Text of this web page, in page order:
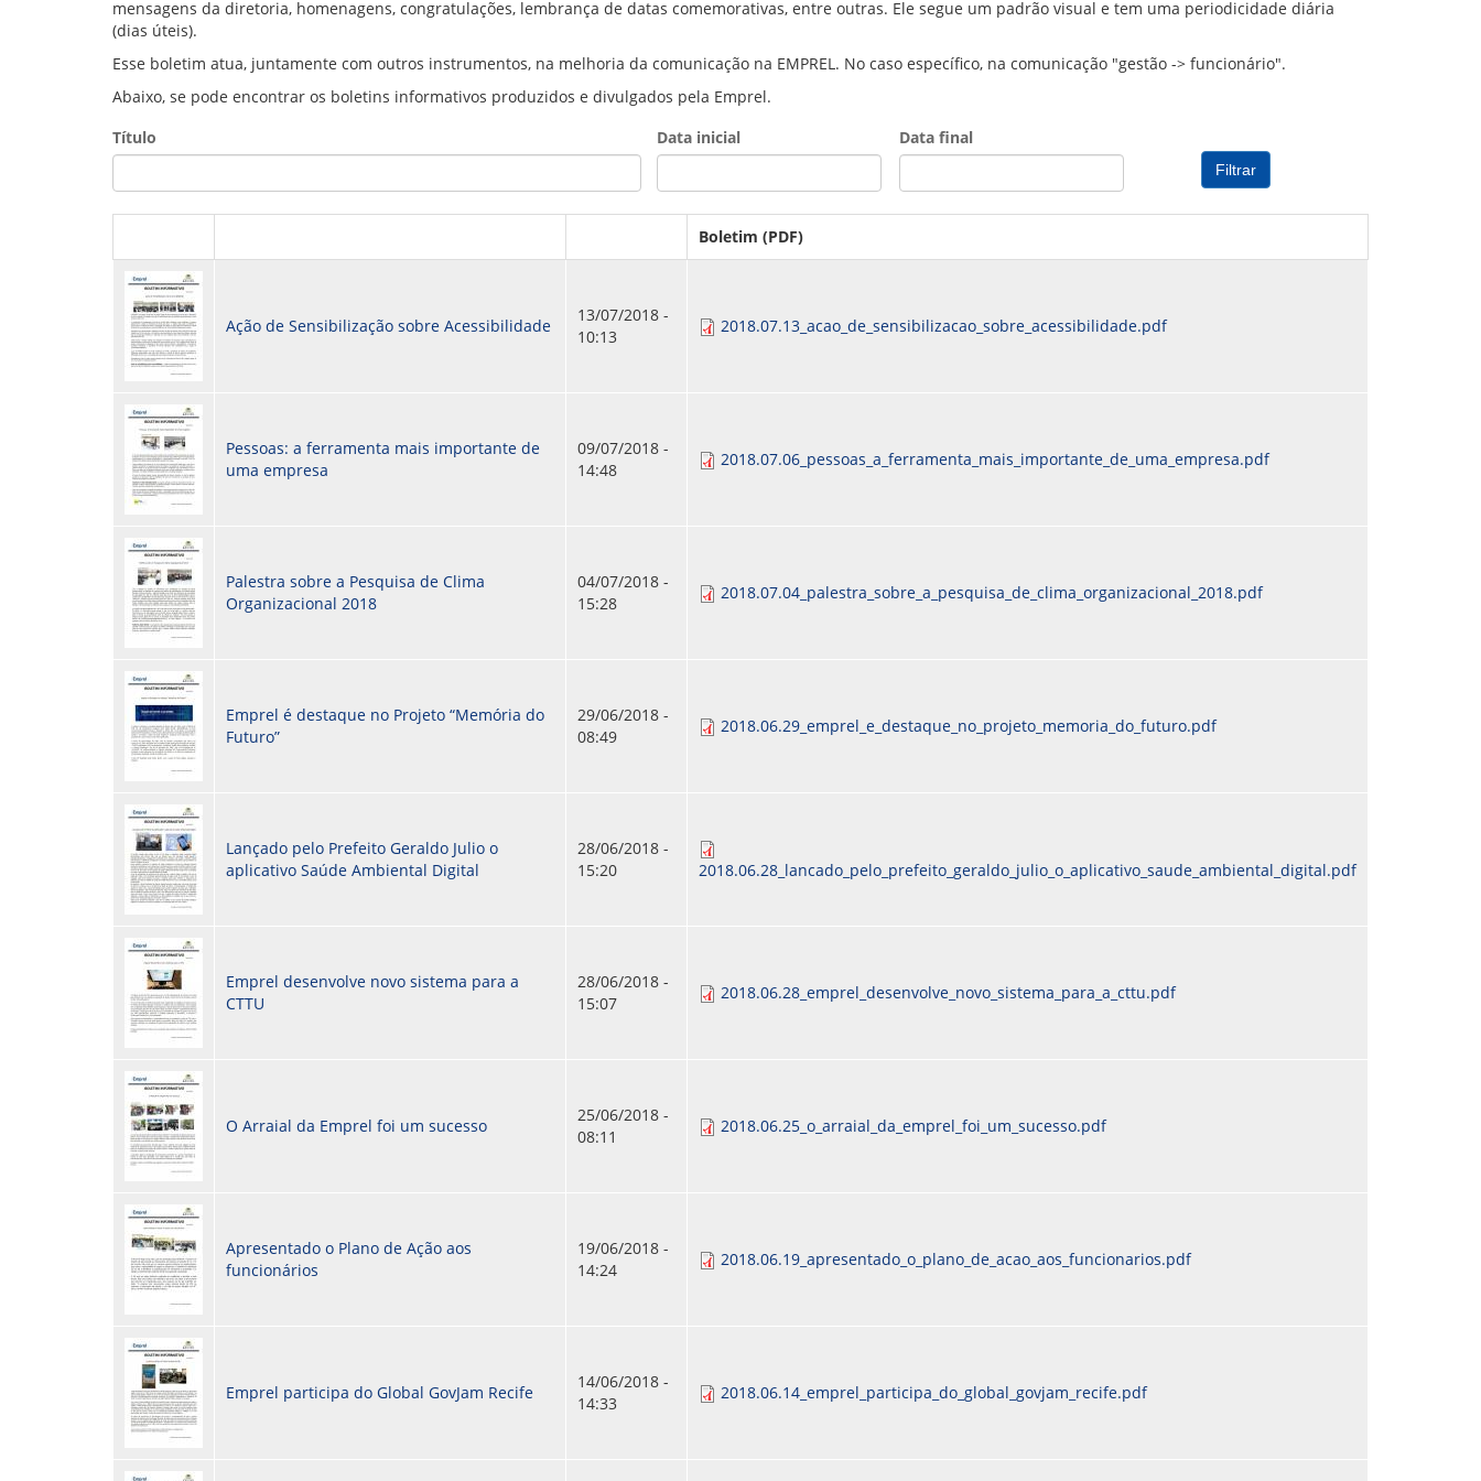
GOVERNANÇA
PPP - PERFIL PROFISSIOGRÁFICO PREVIDENCIÁRIO
PROGRAMA DE ESTAGIÁRIO
SAÚDE DO TRABALHADOR
MODELO
PUBLICAÇÕES
PORTARIAS
DIVERSOS
CHAMAMENTOS PÚBLICOS
mensagens da diretoria, homenagens, congratulações, lembrança de datas comemorativas, entre outras. Ele segue um padrão visual e tem uma periodicidade diária
(dias úteis).
Esse boletim atua, juntamente com outros instrumentos, na melhoria da comunicação na EMPREL. No caso específico, na comunicação "gestão -> funcionário".
Abaixo, se pode encontrar os boletins informativos produzidos e divulgados pela Emprel.
Título
Data inicial
Date
Data final
Date
Boletim (PDF)
Ação de Sensibilização sobre Acessibilidade
13/07/2018 -
10:13
2018.07.13_acao_de_sensibilizacao_sobre_acessibilidade.pdf
Pessoas: a ferramenta mais importante de
uma empresa
09/07/2018 -
14:48
2018.07.06_pessoas_a_ferramenta_mais_importante_de_uma_empresa.pdf
Palestra sobre a Pesquisa de Clima
Organizacional 2018
04/07/2018 -
15:28
2018.07.04_palestra_sobre_a_pesquisa_de_clima_organizacional_2018.pdf
Emprel é destaque no Projeto “Memória do
Futuro”
29/06/2018 -
08:49
2018.06.29_emprel_e_destaque_no_projeto_memoria_do_futuro.pdf
Lançado pelo Prefeito Geraldo Julio o
aplicativo Saúde Ambiental Digital
28/06/2018 -
15:20
2018.06.28_lancado_pelo_prefeito_geraldo_julio_o_aplicativo_saude_ambiental_digital.pdf
Emprel desenvolve novo sistema para a
CTTU
28/06/2018 -
15:07
2018.06.28_emprel_desenvolve_novo_sistema_para_a_cttu.pdf
O Arraial da Emprel foi um sucesso
25/06/2018 -
08:11
2018.06.25_o_arraial_da_emprel_foi_um_sucesso.pdf
Apresentado o Plano de Ação aos
funcionários
19/06/2018 -
14:24
2018.06.19_apresentado_o_plano_de_acao_aos_funcionarios.pdf
Emprel participa do Global GovJam Recife
14/06/2018 -
14:33
2018.06.14_emprel_participa_do_global_govjam_recife.pdf